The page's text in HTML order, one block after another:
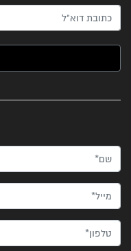
האימייל שלך (חובה)